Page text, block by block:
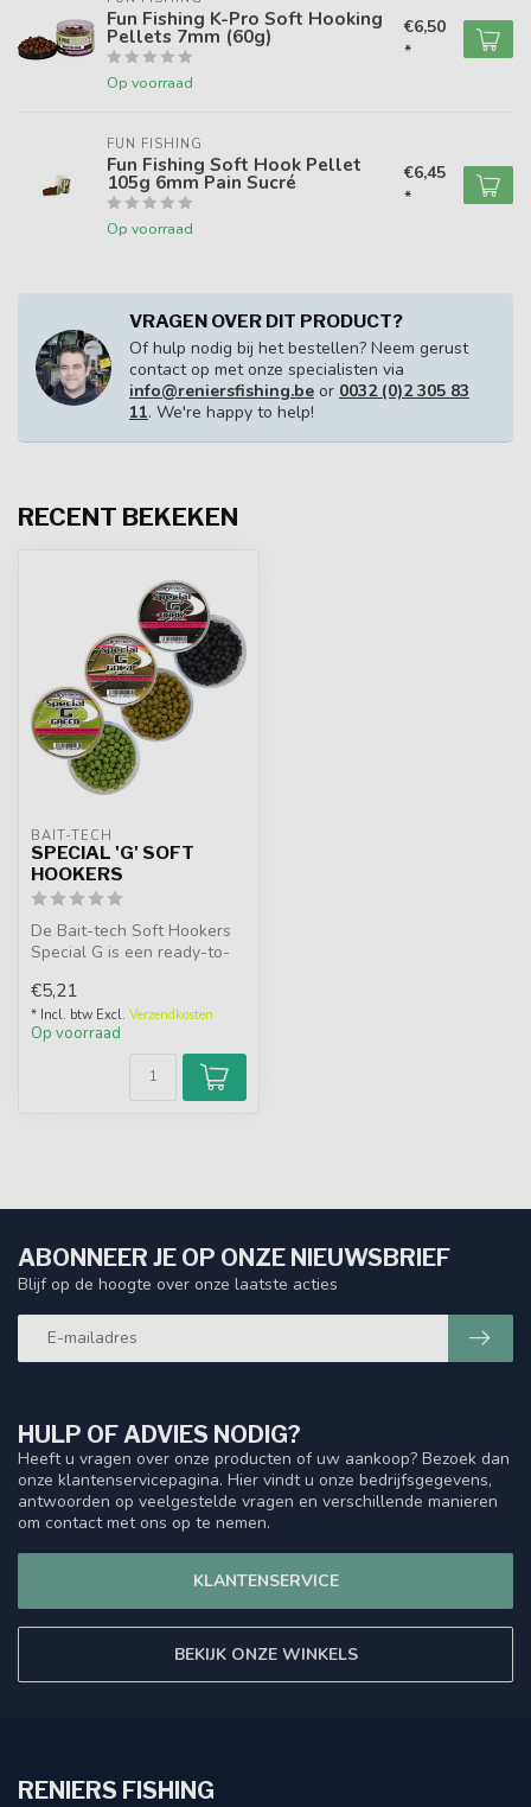
Fun Fishing K-Pro Soft Hooking
Pellets 7mm (60g)
Op voorraad
€6,50
*
FUN FISHING
Fun Fishing Soft Hook Pellet
105g 6mm Pain Sucré
Op voorraad
€6,45
*
VRAGEN OVER DIT PRODUCT?
Of hulp nodig bij het bestellen? Neem gerust
contact op met onze specialisten via
info@reniersfishing.be or 0032 (0)2 305 83
11. We're happy to help!
RECENT BEKEKEN
BAIT-TECH
SPECIAL 'G' SOFT
HOOKERS
De Bait-tech Soft Hookers
Special G is een ready-to-
Dez...
€5,21
* Incl. btw Excl. Verzendkosten
Op voorraad
HULP OF ADVIES NODIG?
Heeft u vragen over onze producten of uw aankoop? Bezoek dan
onze klantenservicepagina. Hier vindt u onze bedrijfsgegevens,
antwoorden op veelgestelde vragen en verschillende manieren
om contact met ons op te nemen.
KLANTENSERVICE
BEKIJK ONZE WINKELS
ABONNEER JE OP ONZE NIEUWSBRIEF
Blijf op de hoogte over onze laatste acties
RENIERS FISHING